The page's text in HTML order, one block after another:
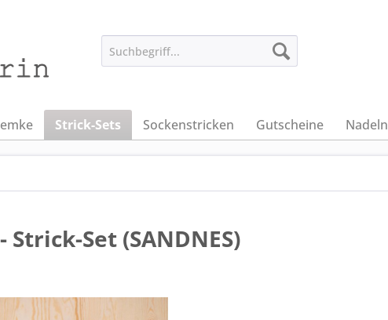
Strick-Sets Sockenstricken Gutscheine Nadeln
Set (SANDNES)